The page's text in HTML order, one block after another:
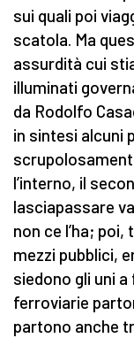
sui quali poi
scatola. Ma
assurdità cui
illuminati
da Rodolfo
in sintesi alcuni
l’interno, il
lasciapassare
non ce l’ha;
mezzi pubblici,
siedono gli uni
ferroviarie
partono anche